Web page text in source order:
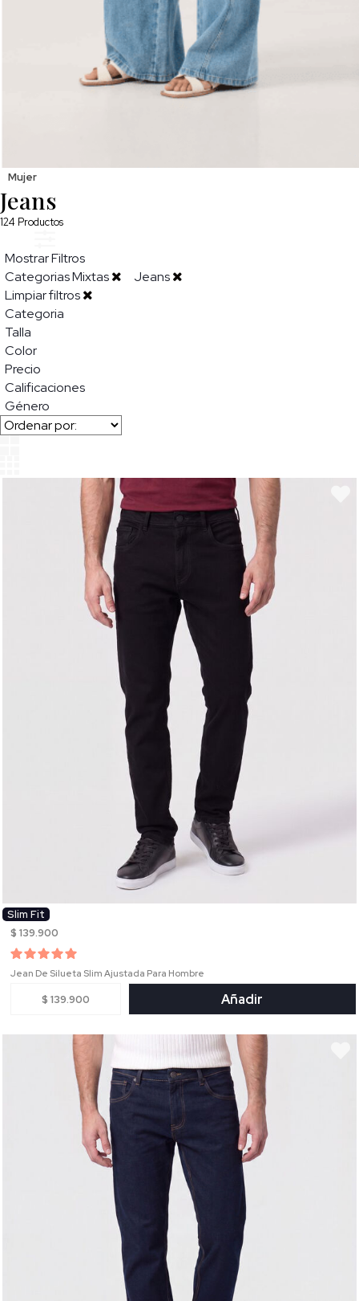
Mujer
Jeans
124 Productos
Mostrar Filtros
Categorias Mixtas
Jeans
Limpiar filtros
Categoria
Talla
Color
Precio
Calificaciones
Género
Slim Fit
$ 139.900
Jean De Silueta Slim Ajustada Para Hombre
$ 139.900 Añadir